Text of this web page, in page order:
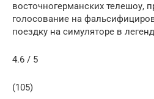
восточногерманских телешоу,
голосование на
поездку на симуляторе в
4.6 / 5
(105)